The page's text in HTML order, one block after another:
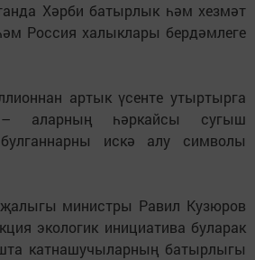
Хәрби батырлык һәм хезмәт
Россия халыклары бердәмлеге
артык үсенте утыртырга
– аларның һәркайсы сугыш
искә алу символы
министры Равил Кузюров
экологик инициатива буларак
катнашучыларның батырлыгы